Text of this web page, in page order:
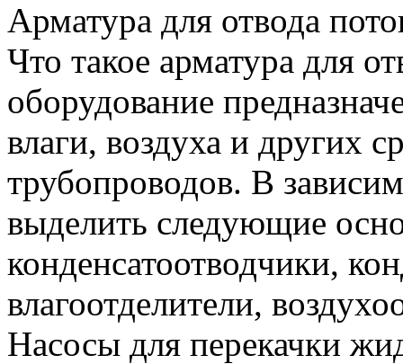
Арматура для отвода
Что такое арматура для
оборудование
влаги, воздуха и других
трубопроводов. В
выделить следующие
конденсатоотводчики,
влагоотделители,
Насосы для перекачки